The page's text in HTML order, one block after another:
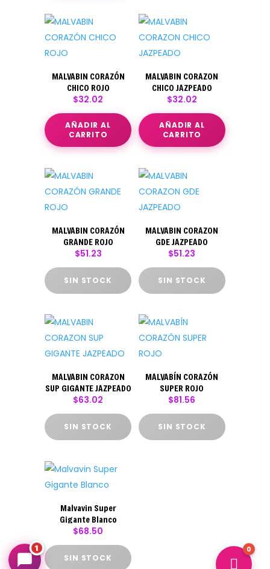
MALVABIN CORAZÓN
CHICO ROJO
$32.02
AÑADIR AL
CARRITO
MALVABIN CORAZON
CHICO JAZPEADO
$32.02
AÑADIR AL
CARRITO
MALVABIN CORAZÓN
GRANDE ROJO
$51.23
SIN STOCK
MALVABIN CORAZON
GDE JAZPEADO
$51.23
SIN STOCK
MALVABIN CORAZON
SUP GIGANTE JAZPEADO
$63.02
SIN STOCK
MALVABÍN CORAZÓN
SUPER ROJO
$81.56
SIN STOCK
Malvavin Super
Gigante Blanco
$68.50
SIN STOCK
1
Hugin Hubin
Productos Hubin — Dulces y Confitería
En línea ahora

0